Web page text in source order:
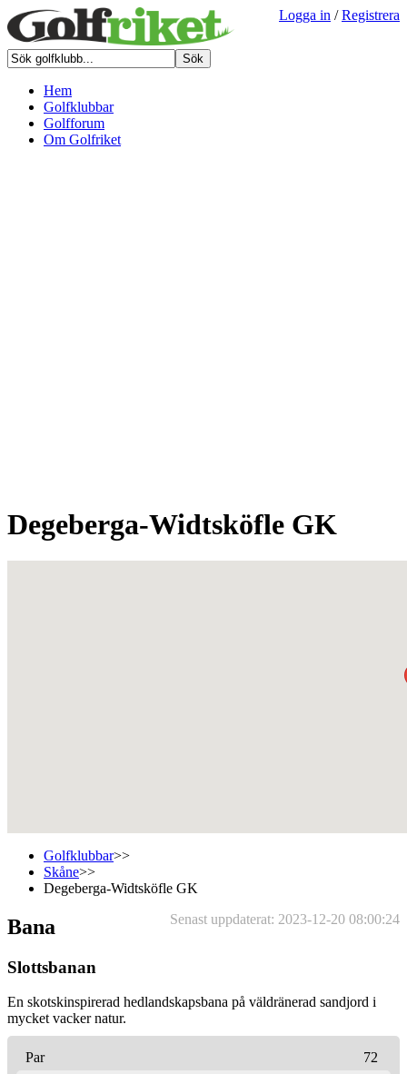
Logga in /Registrera
Hem
Golfklubbar
Golfforum
Om Golfriket
Degeberga-Widtsköfle GK
Golfklubbar>>
Skåne>>
Degeberga-Widtsköfle GK
Senast uppdaterat: 2023-12-20 08:00:24
Bana
Slottsbanan
En skotskinspirerad hedlandskapsbana på väldränerad sandjord i
mycket vacker natur.
Par
72